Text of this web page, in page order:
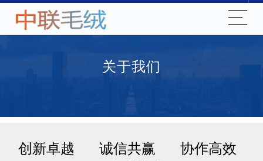
关于我们
创新卓越 诚信共赢 协作高效